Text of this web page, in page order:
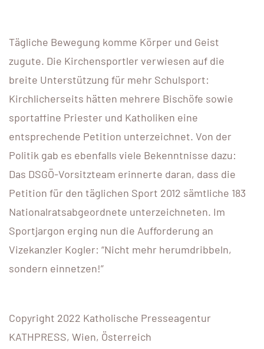
Tägliche Bewegung komme Körper und Geist
zugute. Die Kirchensportler verwiesen auf die
breite Unterstützung für mehr Schulsport:
Kirchlicherseits hätten mehrere Bischöfe sowie
sportaffine Priester und Katholiken eine
entsprechende Petition unterzeichnet. Von der
Politik gab es ebenfalls viele Bekenntnisse dazu:
Das DSGÖ-Vorsitzteam erinnerte daran, dass die
Petition für den täglichen Sport 2012 sämtliche 183
Nationalratsabgeordnete unterzeichneten. Im
Sportjargon erging nun die Aufforderung an
Vizekanzler Kogler: “Nicht mehr herumdribbeln,
sondern einnetzen!”
Copyright 2022 Katholische Presseagentur
KATHPRESS, Wien, Österreich